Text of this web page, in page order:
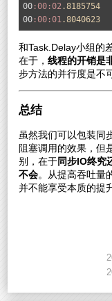
00 :00 :02 .8185754
00 :00 :01 .8040623
和Task.Delay小组的
在于，线程的开销是
步方法的并行度是不
总结
虽然我们可以包装同
阻塞调用的效果，但
别，在于同步IO终究
不会。从提高吞吐量
并不能享受本质的提